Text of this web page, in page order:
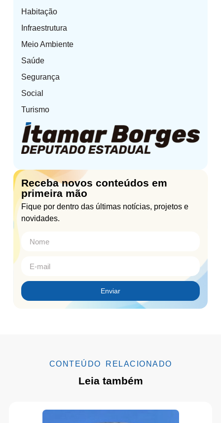
Habitação
Infraestrutura
Meio Ambiente
Saúde
Segurança
Social
Turismo
Receba novos conteúdos em
primeira mão
Fique por dentro das últimas notícias, projetos e
novidades.
Enviar
CONTEÚDO RELACIONADO
Leia também